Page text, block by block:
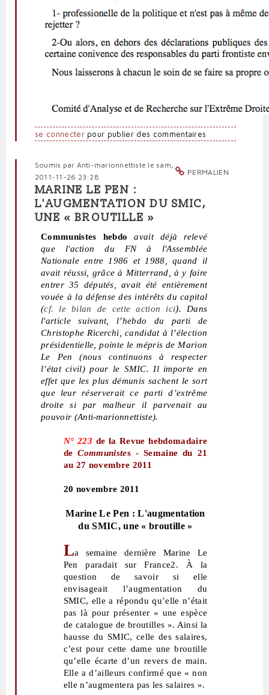
se connecterpour publier des commentaires
PERMALIEN
Soumis par Anti-marionnettiste le sam,
2011-11-26 23:28
MARINE LE PEN :
L'AUGMENTATION DU SMIC,
UNE « BROUTILLE »
Communistes hebdo
avait déjà relevé
que l'action du FN à l'Assemblée
Nationale entre 1986 et 1988, quand il
avait réussi, grâce à Mitterrand, à y faire
entrer 35 députés, avait été entièrement
vouée à la défense des intérêts du capital
(cf. le bilan de cette action ici). Dans
l'article suivant, l’hebdo du parti de
Christophe Ricerchi, candidat à l’élection
présidentielle, pointe le mépris de Marion
Le Pen (nous continuons à respecter
l’état civil) pour le SMIC. Il importe en
effet que les plus démunis sachent le sort
que leur réserverait ce parti d’extrême
droite si par malheur il parvenait au
pouvoir (Anti-marionnettiste).
N° 223 de la Revue hebdomadaire
deCommunistes - Semaine du 21
au 27 novembre 2011
20 novembre 2011
Marine Le Pen : L'augmentation
du SMIC, une « broutille »
La semaine dernière Marine Le
Pen paradait sur France2. À la
question de savoir si elle
envisageait l’augmentation du
SMIC, elle a répondu qu’elle n’était
pas là pour présenter « une espèce
de catalogue de broutilles ». Ainsi la
hausse du SMIC, celle des salaires,
c’est pour cette dame une broutille
qu’elle écarte d’un revers de main.
Elle a d’ailleurs confirmé que « non
elle n’augmentera pas les salaires ».